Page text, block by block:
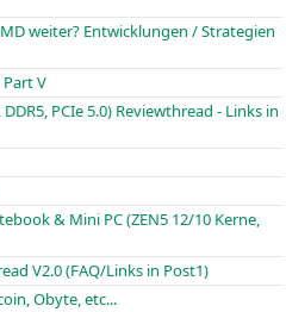
weiter? Entwicklungen / Strategien
V
PCIe 5.0) Reviewthread - Links in
& Mini PC (ZEN5 12/10 Kerne,
V2.0 (FAQ/Links in Post1)
Obyte, etc...